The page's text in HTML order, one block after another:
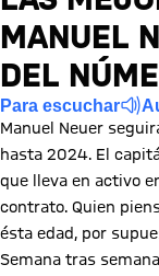
MANUEL
DEL
Para escuchar
Manuel Neuer
hasta 2024. El
que lleva en activo
contrato. Quien
ésta edad, por
Semana tras